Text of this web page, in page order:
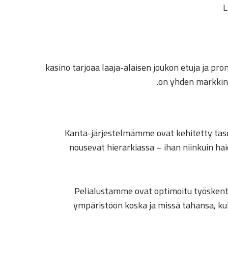
-kasino tarjoaa laaja-alaisen joukon etuja ja
on yhden
Kanta-järjestelmämme ovat kehitetty
nousevat hierarkiassa – ihan niinkuin
Pelialustamme ovat optimoitu
ympäristöön koska ja missä tahansa,